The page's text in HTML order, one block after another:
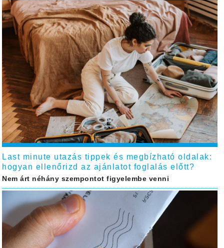
Last minute utazás tippek és megbízható oldalak:
hogyan ellenőrizd az ajánlatot foglalás előtt?
Nem árt néhány szempontot figyelembe venni